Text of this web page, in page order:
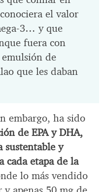
el valor
3… y que
fuera con
de
que les daban
embargo, ha sido
de EPA y DHA,
sustentable y
cada etapa de la
lo más vendido